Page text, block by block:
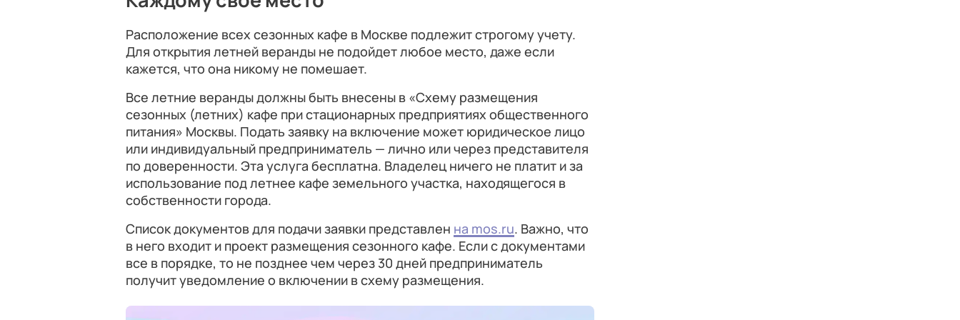
Расположение всех сезонных кафе в Москве подлежит строгому учету.
Для открытия летней веранды не подойдет любое место, даже если
кажется, что она никому не помешает.
Все летние веранды должны быть внесены в «Схему размещения
сезонных (летних) кафе при стационарных предприятиях общественного
питания» Москвы. Подать заявку на включение может юридическое лицо
или индивидуальный предприниматель — лично или через представителя
по доверенности. Эта услуга бесплатна. Владелец ничего не платит и за
использование под летнее кафе земельного участка, находящегося в
собственности города.
Список документов для подачи заявки представлен на mos.ru. Важно, что
в него входит и проект размещения сезонного кафе. Если с документами
все в порядке, то не позднее чем через 30 дней предприниматель
получит уведомление о включении в схему размещения.